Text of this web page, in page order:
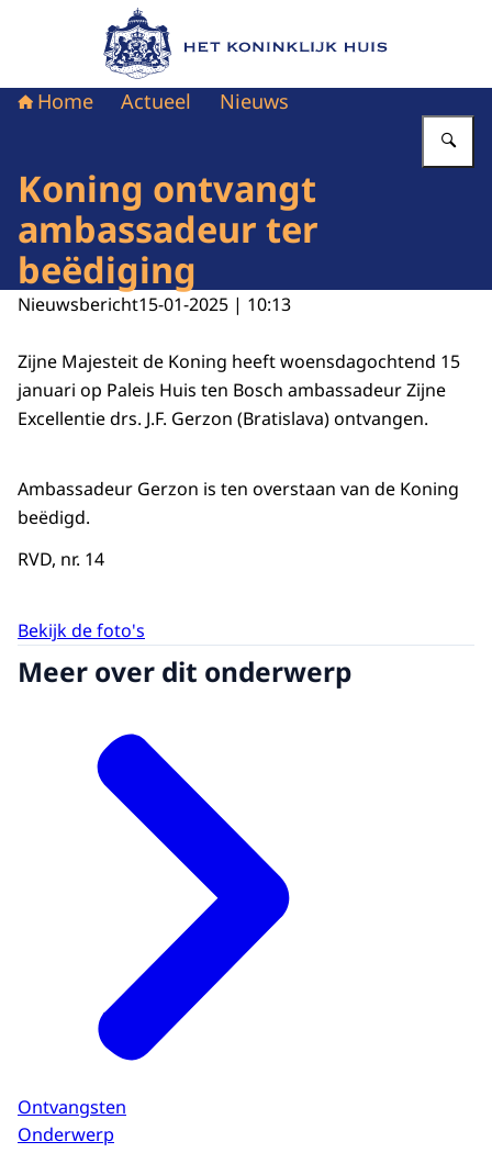
Naar de homepage van Het Koninklijk Huis
Home Actueel Nieuws
Koning ontvangt
ambassadeur ter
beëdiging
Nieuwsbericht15-01-2025 | 10:13
Zijne Majesteit de Koning heeft woensdagochtend 15
januari op Paleis Huis ten Bosch ambassadeur Zijne
Excellentie drs. J.F. Gerzon (Bratislava) ontvangen.
Ambassadeur Gerzon is ten overstaan van de Koning
beëdigd.
RVD, nr. 14
Bekijk de foto's
Meer over dit onderwerp
Ontvangsten
Onderwerp